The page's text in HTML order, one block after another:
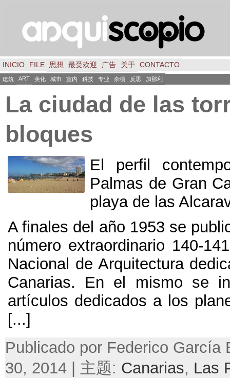
INICIO FILE 思想 最受欢迎 广告 关于 CONTACTO
建筑 ART 美化 城市 室内 科技 专业 杂项 反思 加那利
La ciudad de las
bloques
El perfil
Palmas de Gran
playa de las
A finales del año 1953 se
número extraordinario 140-
Nacional de Arquitectura
Canarias. En el mismo se
artículos dedicados a los
[...]
Publicado por Federico García
30, 2014 | 主题: Canarias, Las